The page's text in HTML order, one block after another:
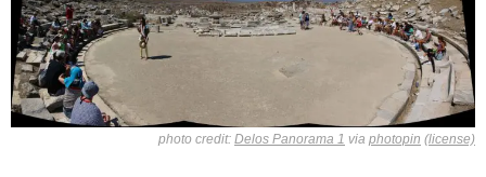
photo credit: Delos Panorama 1 via photopin (license)